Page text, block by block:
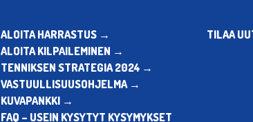
ALOITA HARRASTUS →
ALOITA KILPAILEMINEN →
TENNIKSEN STRATEGIA 2024 →
VASTUULLISUUSOHJELMA →
KUVAPANKKI →
FAQ – USEIN KYSYTYT KYSYMYKSET
TILAA